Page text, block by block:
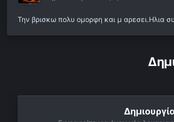
Την βρισκω πολυ ομορφη και μ αρεσει.Ηλια